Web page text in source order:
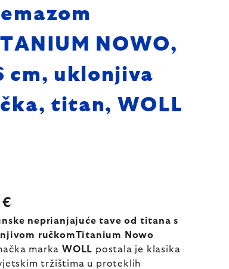
NOWO,
cm, uklonjiva
titan, WOLL
neprianjajuće tave od titana s
ručkomTitanium Nowo
marka WOLL postala je klasika
tržištima u proteklih